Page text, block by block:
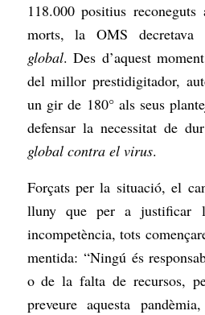
118.000 positius
morts, la OMS
global. Des d’aquest
del millor prestidigitador,
un gir de 180° als seus
defensar la necessitat de
global contra el virus.
Forçats per la situació, el
lluny que per a justificar
incompetència, tots
mentida: “Ningú és
o de la falta de recursos,
preveure aquesta